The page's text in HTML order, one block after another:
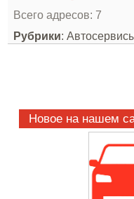
Всего адресов: 7
Рубрики:
Новое на нашем